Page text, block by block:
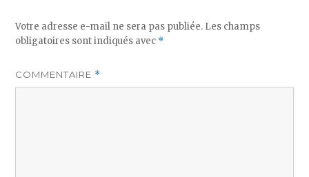
Votre adresse e-mail ne sera pas publiée. Les champs
obligatoires sont indiqués avec *
COMMENTAIRE *